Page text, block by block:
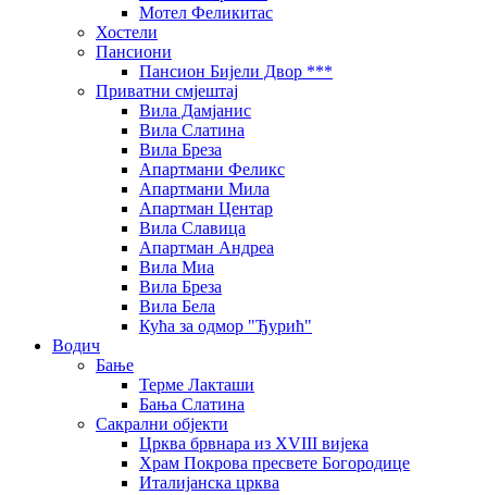
Мотел Феликитас
Хостели
Пансиони
Пансион Бијели Двор ***
Приватни смјештај
Вила Дамјанис
Вила Слатина
Вила Бреза
Апартмани Феликс
Апартмани Мила
Апартман Центар
Вила Славица
Апартман Андреа
Вила Миа
Вила Бреза
Вила Бела
Кућа за одмор "Ђурић"
Водич
Бање
Терме Лакташи
Бања Слатина
Сакрални објекти
Црква брвнара из XVIII вијека
Храм Покрова пресвете Богородице
Италијанска црква